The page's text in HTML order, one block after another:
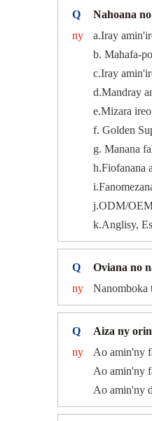
Q
Nahoana
ny
a.Iray
b. Mahafa-
c.Iray
d.Mandray
e.Mizara
f. Golden
g. Manana
h.Fiofanana
j.ODM/
k.Anglisy,
Q
Oviana no
ny
Nanomboka
Q
Aiza ny
ny
Ao amin'ny
Ao amin'ny
Ao amin'ny